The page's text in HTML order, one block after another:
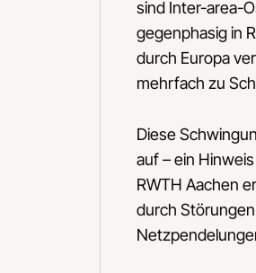
sind Inter-area-
gegenphasig in
durch Europa
mehrfach zu
Diese
auf – ein
RWTH Aachen
durch